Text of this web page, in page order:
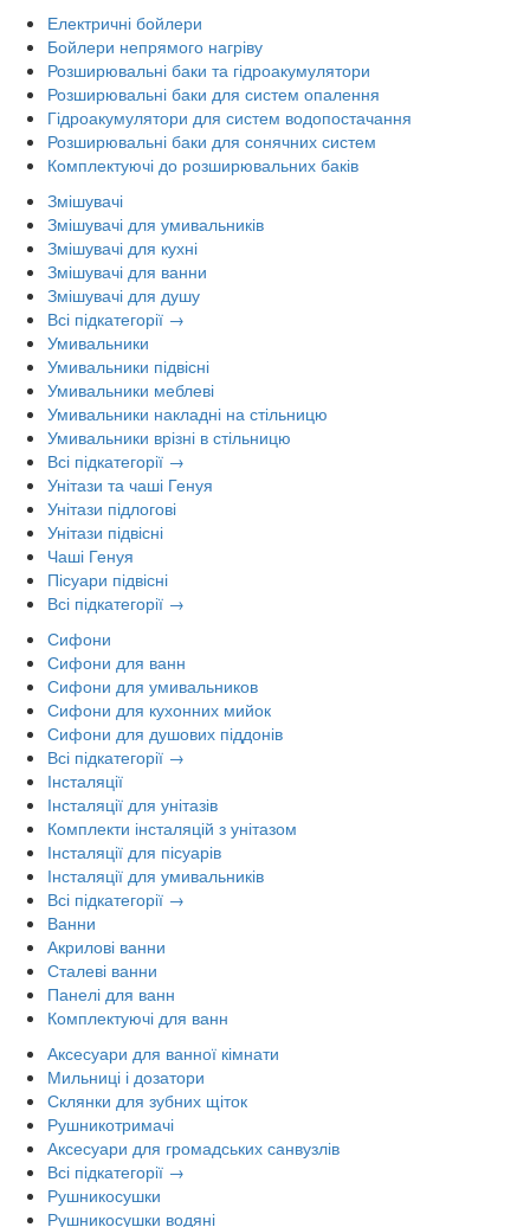
Електричні бойлери
Бойлери непрямого нагріву
Розширювальні баки та гідроакумулятори
Розширювальні баки для систем опалення
Гідроакумулятори для систем водопостачання
Розширювальні баки для сонячних систем
Комплектуючі до розширювальних баків
Змішувачі
Змішувачі для умивальників
Змішувачі для кухні
Змішувачі для ванни
Змішувачі для душу
Всі підкатегорії →
Умивальники
Умивальники підвісні
Умивальники меблеві
Умивальники накладні на стільницю
Умивальники врізні в стільницю
Всі підкатегорії →
Унітази та чаші Генуя
Унітази підлогові
Унітази підвісні
Чаші Генуя
Пісуари підвісні
Всі підкатегорії →
Сифони
Сифони для ванн
Сифони для умивальников
Сифони для кухонних мийок
Сифони для душових піддонів
Всі підкатегорії →
Інсталяції
Інсталяції для унітазів
Комплекти інсталяцій з унітазом
Інсталяції для пісуарів
Інсталяції для умивальників
Всі підкатегорії →
Ванни
Акрилові ванни
Сталеві ванни
Панелі для ванн
Комплектуючі для ванн
Аксесуари для ванної кімнати
Мильниці і дозатори
Склянки для зубних щіток
Рушникотримачі
Аксесуари для громадських санвузлів
Всі підкатегорії →
Рушникосушки
Рушникосушки водяні